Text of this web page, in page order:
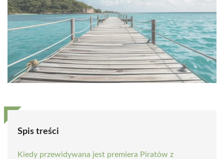
Spis treści
Kiedy przewidywana jest premiera Piratów z